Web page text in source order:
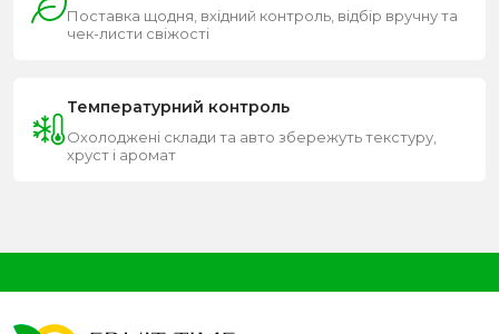
Поставка щодня, вхідний контроль, відбір вручну та
чек-листи свіжості
Температурний контроль
Охолоджені склади та авто збережуть текстуру,
хруст і аромат